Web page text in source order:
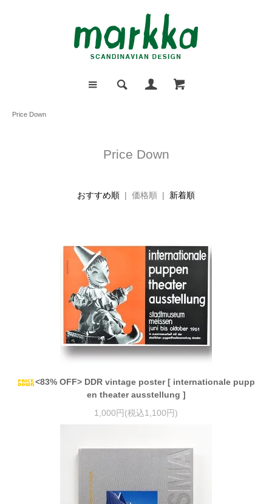
Price Down
Price Down
おすすめ順 | 価格順 | 新着順
<83% OFF> DDR vintage poster [ internationale pupp
en theater ausstellung ]
1,000円(税込1,100円)